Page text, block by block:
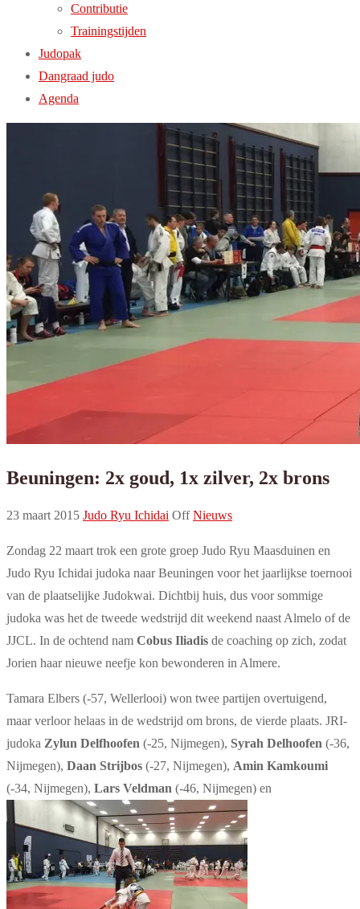
Contributie
Trainingstijden
Judopak
Dangraad judo
Agenda
Beuningen: 2x goud, 1x zilver, 2x brons
23 maart 2015 Judo Ryu Ichidai Off Nieuws
Zondag 22 maart trok een grote groep Judo Ryu Maasduinen en
Judo Ryu Ichidai judoka naar Beuningen voor het jaarlijkse toernooi
van de plaatselijke Judokwai. Dichtbij huis, dus voor sommige
judoka was het de tweede wedstrijd dit weekend naast Almelo of de
JJCL. In de ochtend nam Cobus Iliadis de coaching op zich, zodat
Jorien haar nieuwe neefje kon bewonderen in Almere.
Tamara Elbers (-57, Wellerlooi) won twee partijen overtuigend,
maar verloor helaas in de wedstrijd om brons, de vierde plaats. JRI-
judoka Zylun Delfhoofen (-25, Nijmegen), Syrah Delhoofen (-36,
Nijmegen), Daan Strijbos (-27, Nijmegen), Amin Kamkoumi
(-34, Nijmegen), Lars Veldman (-46, Nijmegen) en